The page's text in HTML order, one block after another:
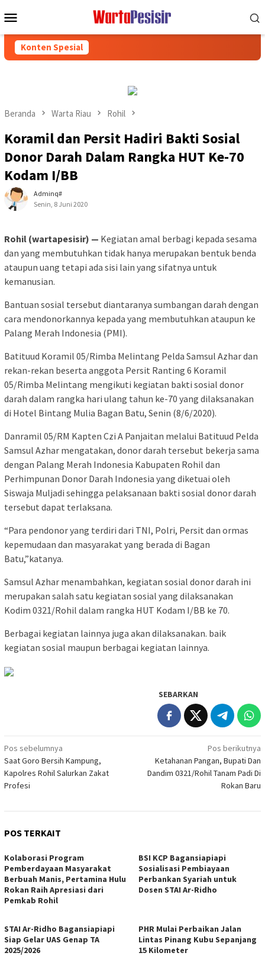
ke
Mobile
Konten Spesial
Beranda Warta Riau Rohil
Koramil dan Persit Hadiri Bakti Sosial
Donor Darah Dalam Rangka HUT Ke-70
Kodam I/BB
Adminq#
Senin, 8 Juni 2020
Rohil (wartapesisir) — Kegiatan amal berbagi kepada sesama
dan yang membutuhkan tidak hanya merupakan bentuk benda
ataupun uang tetapi ada sisi lain yang sifatnya untuk
kemanusian.
Bantuan sosial tersebut diantaranya sumbangan darah dengan
cara mendonorkannya kepada yang membutuhkan ataupun ke
Palang Merah Indonesia (PMI).
Batituud Koramil 05/Rimba Melintang Pelda Samsul Azhar dan
rekan-rekan beserta anggota Persit Ranting 6 Koramil
05/Rimba Melintang mengikuti kegiatan bakti sosial donor
darah dalam rangka hari ulang tahun ke-70 yang dilaksanakan
di Hotel Bintang Mulia Bagan Batu, Senin (8/6/2020).
Danramil 05/RM Kapten Czi A Panjaitan melalui Batituud Pelda
Samsul Azhar mengatakan, donor darah tersebut bekerja sama
dengan Palang Merah Indonesia Kabupaten Rohil dan
Perhimpunan Donor Darah Indonesia yang diketuai oleh
Siswaja Muljadi sehingga pelaksanaan bakti sosial donor darah
tersebut dapat terlaksana.
“Para pendonor yang terdiri dari TNI, Polri, Persit dan ormas
kepemudaan dan masyarakat yang berada di Bagan
Batu,”katanya.
Samsul Azhar menambahkan, kegiatan sosial donor darah ini
merupakan salah satu kegiatan sosial yang dilaksanakan
Kodim 0321/Rohil dalam rangka HUT Kodam I/BB ke 70.
Berbagai kegiatan lainnya juga akan dilaksanakan. baik
kegiatan sosial maupun berbagai kegiatan lainnya.
SEBARKAN
Navigasi
pos
Pos sebelumnya
Saat Goro Bersih Kampung,
Kapolres Rohil Salurkan Zakat
Profesi
Pos berikutnya
Ketahanan Pangan, Bupati Dan
Dandim 0321/Rohil Tanam Padi Di
Rokan Baru
POS TERKAIT
Kolaborasi Program
Pemberdayaan Masyarakat
Berbuah Manis, Pertamina Hulu
Rokan Raih Apresiasi dari
Pemkab Rohil
BSI KCP Bagansiapiapi
Sosialisasi Pembiayaan
Perbankan Syariah untuk
Dosen STAI Ar-Ridho
STAI Ar-Ridho Bagansiapiapi
Siap Gelar UAS Genap TA
2025/2026
PHR Mulai Perbaikan Jalan
Lintas Pinang Kubu Sepanjang
15 Kilometer